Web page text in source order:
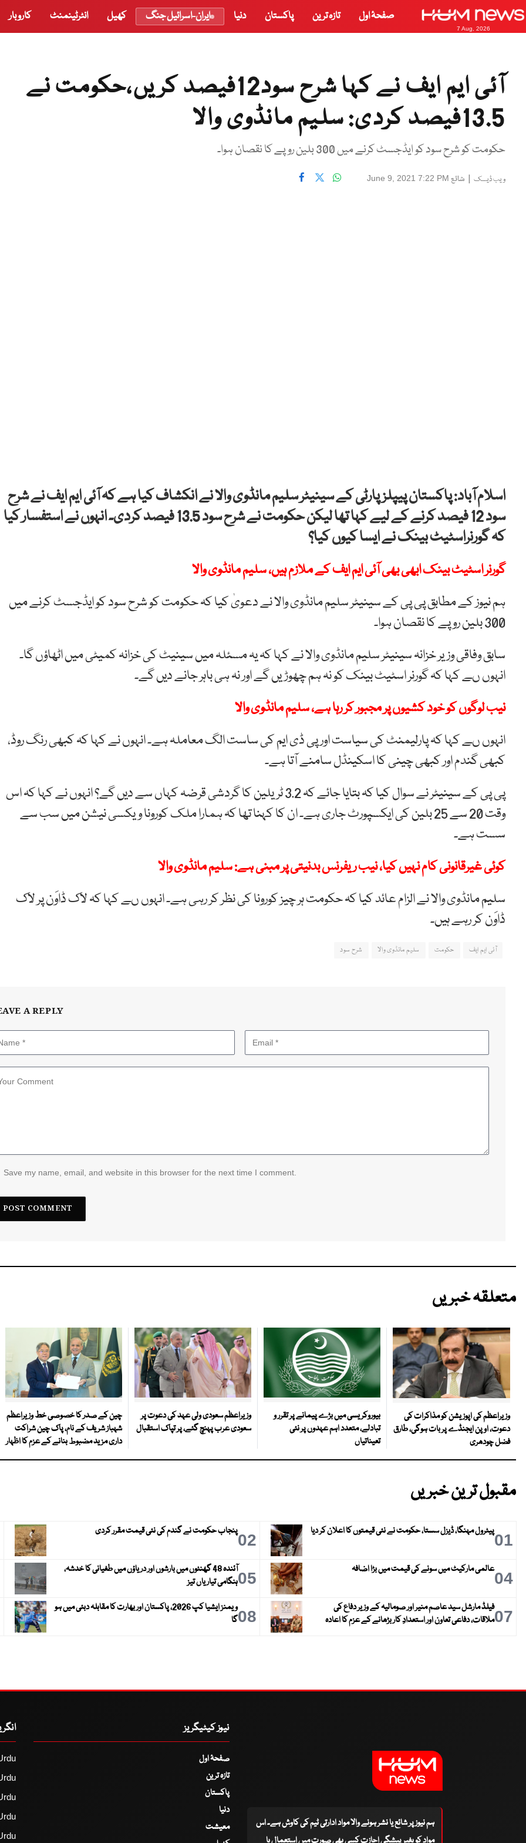
7 Aug, 2026
صفحۂ اول تازہ ترین پاکستان دنیا ایران-اسرائیل جنگ کھیل انٹرٹینمنٹ کاروبار
آئی ایم ایف نے کہا شرح سود12فیصد کریں،حکومت نے
13.5فیصد کردی: سلیم مانڈوی والا
حکومت کو شرح سود کو ایڈجسٹ کرنے میں 300 بلین روپے کا نقصان ہوا۔
ویب ڈیسک | شائع June 9, 2021 7:22 PM
اسلام آباد: پاکستان پیپلزپارٹی کے سینیٹر سلیم مانڈوی والا نے انکشاف کیا ہے کہ آئی ایم ایف نے شرح
سود 12 فیصد کرنے کے لیے کہا تھا لیکن حکومت نے شرح سود 13.5 فیصد کردی۔ انہوں نے استفسار کیا
کہ گورنراسٹیٹ بینک نے ایسا کیوں کیا؟
گورنر اسٹیٹ بینک ابھی بھی آئی ایم ایف کے ملازم ہیں، سلیم مانڈوی والا
ہم نیوز کے مطابق پی پی کے سینیٹر سلیم مانڈوی والا نے دعویٰ کیا کہ حکومت کو شرح سود کو ایڈجسٹ کرنے میں
300 بلین روپے کا نقصان ہوا۔
سابق وفاقی وزیر خزانہ سینیٹر سلیم مانڈوی والا نے کہا کہ یہ مسئلہ میں سینیٹ کی خزانہ کمیٹی میں اٹھاؤں گا۔
انہوں ںے کہا کہ گورنر اسٹیٹ بینک کو نہ ہم چھوڑیں گے اور نہ ہی باہر جانے دیں گے۔
نیب لوگوں کو خود کشیوں پر مجبور کر رہا ہے، سلیم مانڈوی والا
انہوں ںے کہا کہ پارلیمنٹ کی سیاست اور پی ڈی ایم کی ساست الگ معاملہ ہے۔ انہوں نے کہا کہ کبھی رنگ روڈ،
کبھی گندم اور کبھی چینی کا اسکینڈل سامنے آتا ہے۔
پی پی کے سینیٹر نے سوال کیا کہ بتایا جائے کہ 3.2 ٹریلین کا گردشی قرضہ کہاں سے دیں گے؟ انہوں نے کہا کہ اس
وقت 20 سے 25 بلین کی ایکسپورٹ جاری ہے۔ ان کا کہنا تھا کہ ہمارا ملک کورونا ویکسی نیشن میں سب سے
سست ہے۔
کوئی غیرقانونی کام نہیں کیا، نیب ریفرنس بدنیتی پر مبنی ہے: سلیم مانڈوی والا
سلیم مانڈوی والا نے الزام عائد کیا کہ حکومت ہر چیز کورونا کی نظر کر رہی ہے۔ انہوں ںے کہا کہ لاک ڈاوَن پر لاک
ڈاوَن کر رہے ہیں۔
آئی ایم ایف حکومت سلیم مانڈوی والا شرح سود
A REPLY
Save my name, email, and website in this browser for the next time I comment.
متعلقہ خبریں
وزیراعظم کی اپوزیشن کو مذاکرات کی
دعوت، اوپن ایجنڈے پر بات ہوگی، طارق
فضل چودھری
بیوروکریسی میں بڑے پیمانے پر تقرر و
تبادلے، متعدد اہم عہدوں پر نئی
تعیناتیاں
وزیراعظم سعودی ولی عہد کی دعوت پر
سعودی عرب پہنچ گئے، پر تپاک استقبال
چین کے صدر کا خصوصی خط وزیراعظم
شہباز شریف کے نام، پاک چین شراکت
داری مزید مضبوط بنانے کے عزم کا اظہار
مقبول ترین خبریں
01پیٹرول مہنگا، ڈیزل سستا، حکومت نے نئی قیمتوں کا اعلان کر دیا 02پنجاب حکومت نے گندم کی نئی قیمت مقرر کردی
04عالمی مارکیٹ میں سونے کی قیمت میں بڑا اضافہ 05
آئندہ 48 گھنٹوں میں بارشوں اور دریاؤں میں طغیانی کا خدشہ،
ہنگامی تیاریاں تیز
07فیلڈ مارشل سید عاصم منیر اور صومالیہ کے وزیر دفاع کی
ملاقات، دفاعی تعاون اور استعدادِ کار بڑھانے کے عزم کا اعادہ
08
ویمنز ایشیا کپ 2026، پاکستان اور بھارت کا مقابلہ دبئی میں ہو
گا
ہم نیوز پر شائع یا نشر ہونے والا مواد ادارتی ٹیم کی کاوش ہے۔ اس
نیوز کیٹیگریز
صفحۂ اول
تازہ ترین
پاکستان
دنیا
معیشت